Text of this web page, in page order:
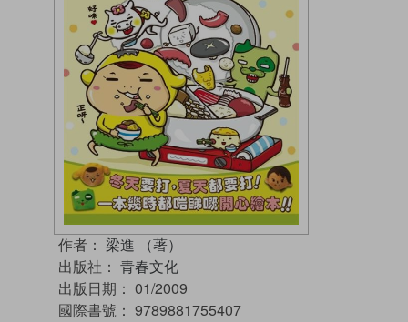
作者： 梁進 （著）
出版社： 青春文化
出版日期： 01/2009
國際書號： 9789881755407